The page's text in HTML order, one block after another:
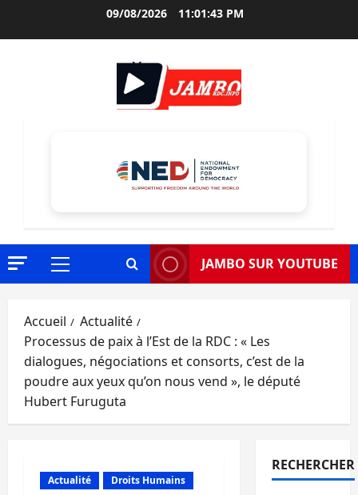
09/08/2026 11:01:44 PM
Menu
JAMBO SUR YOUTUBE
Accueil
Actualité
Processus de paix à l’Est de la RDC : « Les
dialogues, négociations et consorts, c’est de la
poudre aux yeux qu’on nous vend », le député
Hubert Furuguta
Actualité Droits Humains
RECHERCHER